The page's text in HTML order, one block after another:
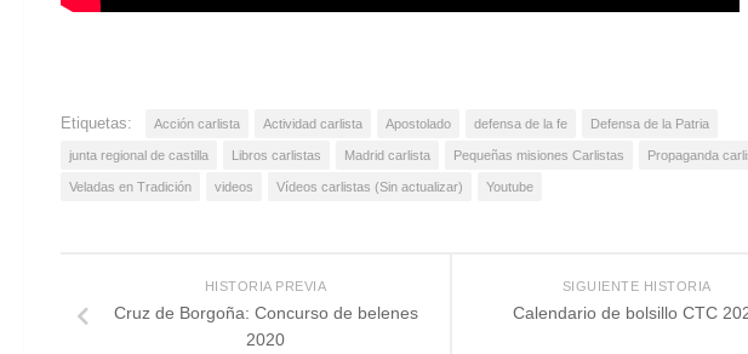
Etiquetas: Acción carlista Actividad carlista Apostolado defensa de la fe Defensa de la Patria
junta regional de castilla Libros carlistas Madrid carlista Pequeñas misiones Carlistas Propaganda
Veladas en Tradición videos Vídeos carlistas (Sin actualizar) Youtube
SIGUIENTE HISTORIA
Calendario de bolsillo CTC
HISTORIA PREVIA
Cruz de Borgoña: Concurso de belenes
2020